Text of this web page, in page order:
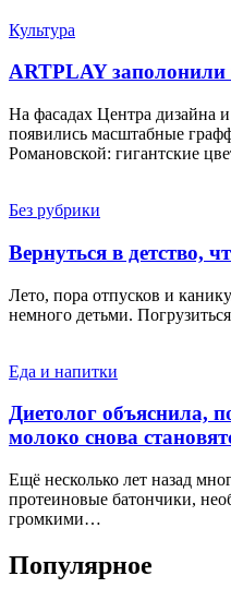
Культура
ARTPLAY заполонили
На фасадах Центра дизайна
появились масштабные
Романовской: гигантские
Без рубрики
Вернуться в детство,
Лето, пора отпусков и
немного детьми.
Еда и напитки
Диетолог объяснила,
молоко снова
Ещё несколько лет назад
протеиновые батончики,
громкими…
Популярное